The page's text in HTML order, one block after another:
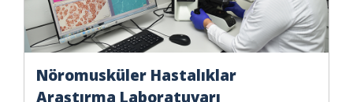
Nöromusküler Hastalıklar
Araştırma Laboratuvarı